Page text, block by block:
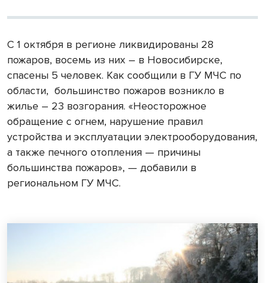
С 1 октября в регионе ликвидированы 28
пожаров, восемь из них – в Новосибирске,
спасены 5 человек. Как сообщили в ГУ МЧС по
области, большинство пожаров возникло в
жилье – 23 возгорания. «Неосторожное
обращение с огнем, нарушение правил
устройства и эксплуатации электрооборудования,
а также печного отопления — причины
большинства пожаров», — добавили в
региональном ГУ МЧС.